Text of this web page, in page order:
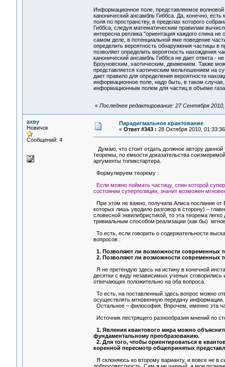
Информационное поле, представляемое
канонический ансамбль Гиббса. Да, конечно,
поля по пространству, в пределах которого
Гиббса, следуя математическим правилам
интересна реплика "ориентация каждого спина
самом деле, в потенциальной яме поведение
определить вероятность обнаружения частицы в
позволяет определить вероятность нахождения
канонический ансамбль Гиббса не дает ответа -
Броуновским, хаотическим, движением. Также
представляется хаотическим мельтешением на
дает правило для определения вероятности
информационное поле, надо быть, в таком
информационным полем для частиц в объеме
« Последнее редактирование: 27 Сентября
ахву
Новичок
Сообщений: 4
Парадигмальное крантование
« Ответ #343 : 28 Октября 2010,
Думаю, что стоит отдать должное автору данной
теоремы, по емкости доказательства
аргументы топикстартера.
Формулируем теорему :
Если можно поймать частицу, спин которой
состоянии суперпозиции, значит возможен
При этом не важно, получила Алиса послание от
которых лишь уводило разговор в сторону) –
словесной эквилибристикой, то эта теорема
тривиальным способом реализации (как бы)
То есть, если говорить о содержательности
вопросов :
1. Позволяют ли возможности современных
2. Позволяют ли возможности современных
Я не претендую здесь на истину в конечной
десятки с виду независимых ученых
отвечающих положительно на оба вопроса.
То есть, на поставленный здесь вопрос можно
осуществлять мгновенную передачу информации.
Остальное – философия. Впрочем, именно эта
Источник пестрящего разнообразия мнений по
1. Явления квантового мира можно
фундаментальному преобразованию.
2. Для того, чтобы ориентироваться в
коренной пересмотр общепринятых
Я склоняюсь ко второму варианту, и вовсе не в